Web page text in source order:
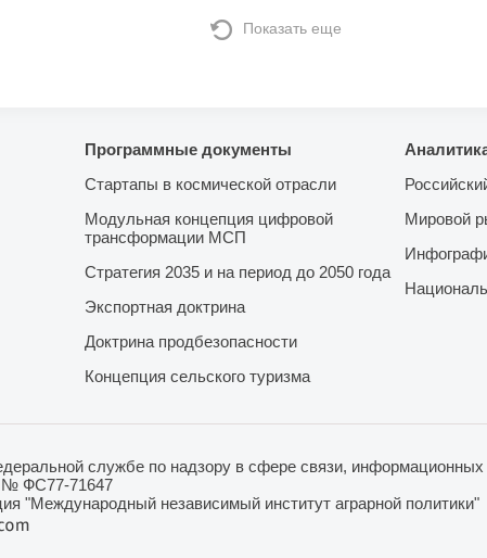
Показать еще
Программные документы
Стартапы в космической отрасли
Модульная концепция цифровой
трансформации МСП
Стратегия 2035 и на период до 2050 года
Экспортная доктрина
Доктрина продбезопасности
Концепция сельского туризма
Мировой
службе по надзору в сфере связи, информационных
№ ФС77-71647
"Международный независимый институт аграрной политики"